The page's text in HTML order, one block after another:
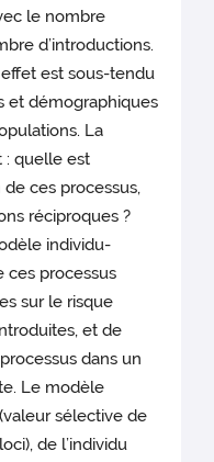
le nombre
d’introductions.
est sous-tendu
et démographiques
La
: quelle est
ces processus,
réciproques ?
individu-
ces processus
sur le risque
et de
dans un
Le modèle
sélective de
de l’individu